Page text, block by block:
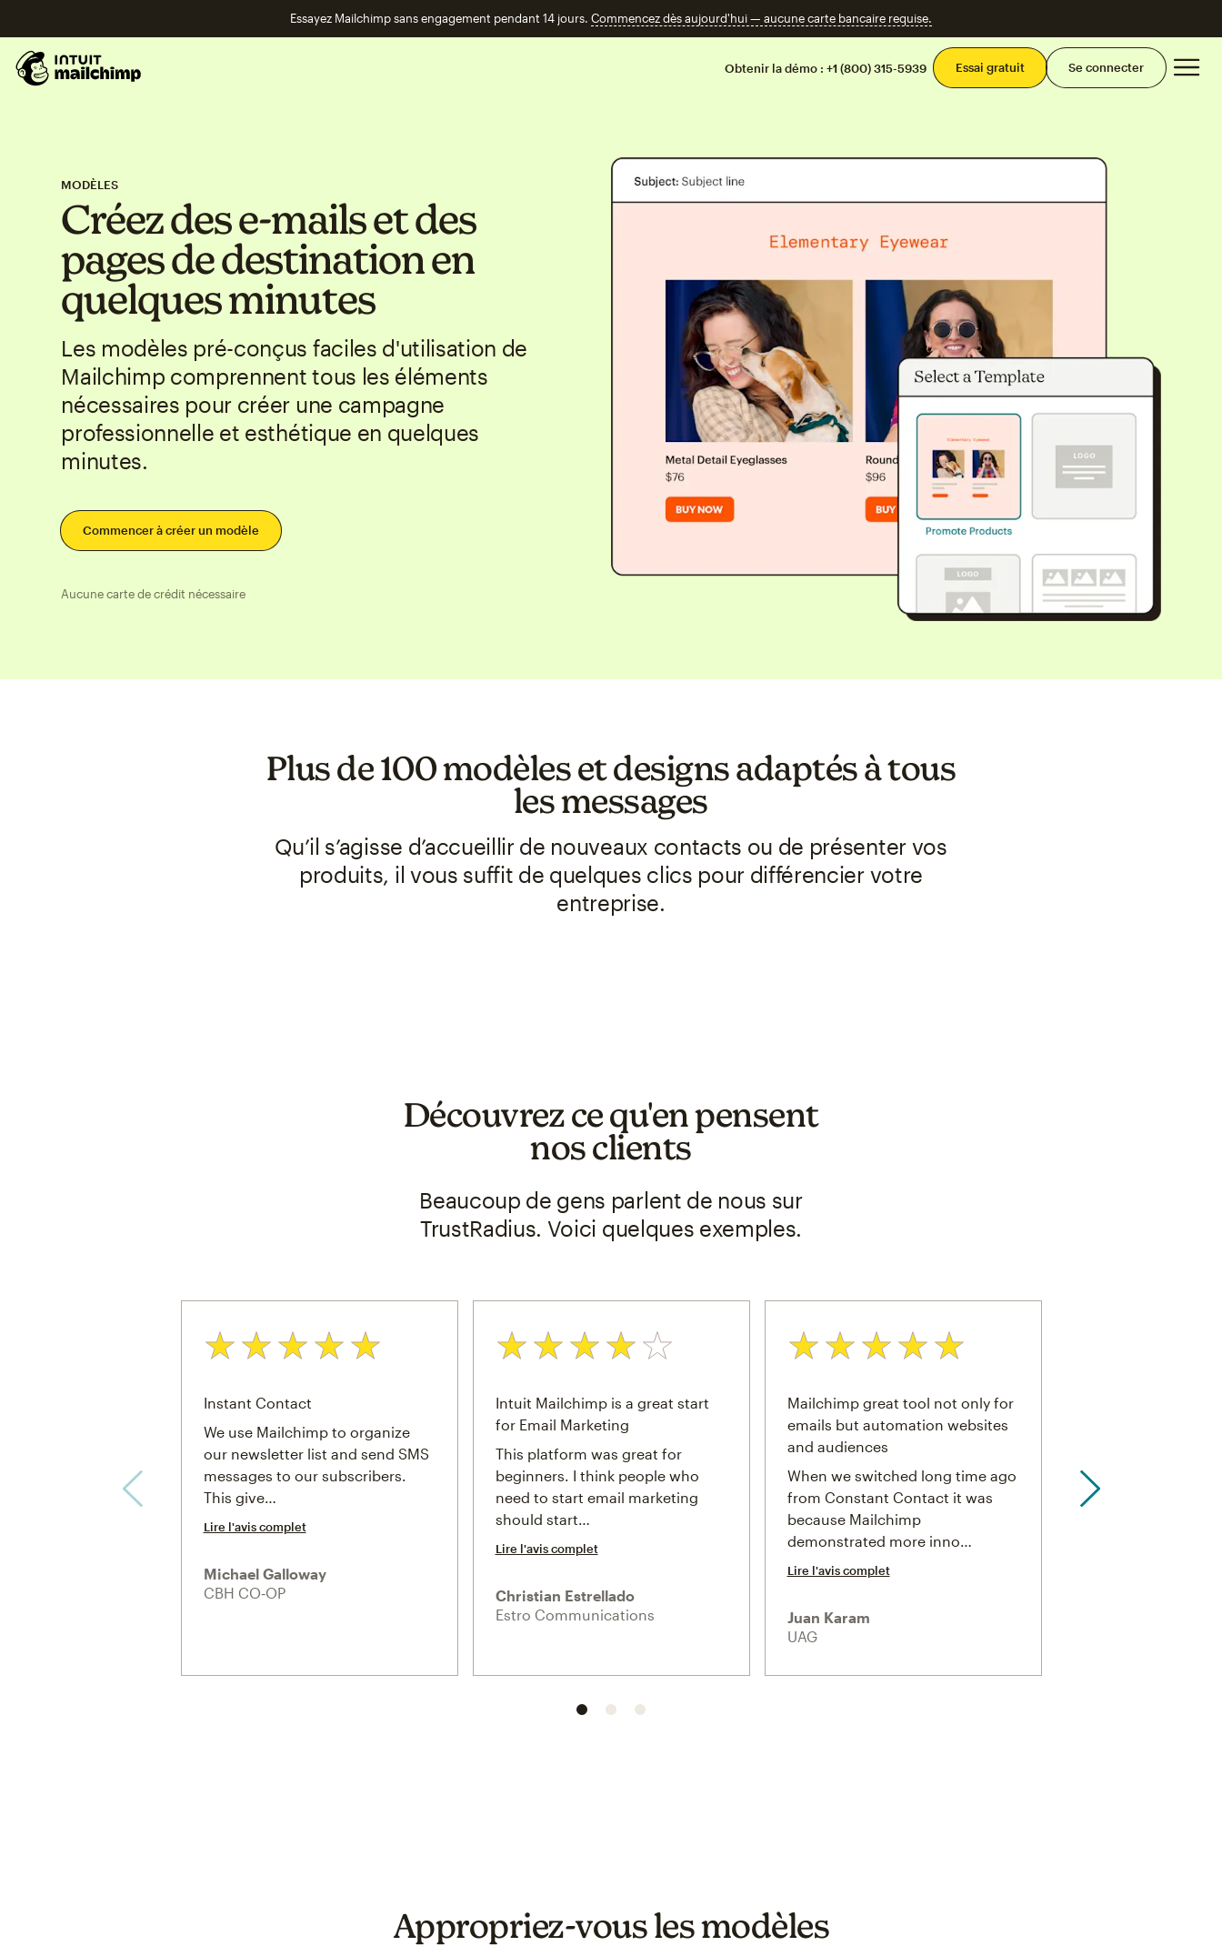
Essayez Mailchimp sans engagement pendant 14 jours. Commencez dès aujourd'hui — aucune carte bancaire requise.
Obtenir la démo : +1 (800) 315-5939 Essai gratuit Se connecter
MODÈLES
Créez des e-mails et des
pages de destination en
quelques minutes
Les modèles pré-conçus faciles d'utilisation de
Mailchimp comprennent tous les éléments
nécessaires pour créer une campagne
professionnelle et esthétique en quelques
minutes.
Commencer à créer un modèle
Aucune carte de crédit nécessaire
Plus de 100 modèles et designs adaptés à tous
les messages
Qu’il s’agisse d’accueillir de nouveaux contacts ou de présenter vos
produits, il vous suffit de quelques clics pour différencier votre
entreprise.
Découvrez ce qu'en pensent
nos clients
Beaucoup de gens parlent de nous sur
TrustRadius. Voici quelques exemples.
Note: 5 sur 5
Instant Contact
We use Mailchimp to organize
our newsletter list and send SMS
messages to our subscribers.
This give…
Lire l'avis complet
Michael Galloway
CBH CO‑OP
Note: 4 sur 5
Intuit Mailchimp is a great start
for Email Marketing
This platform was great for
beginners. I think people who
need to start email marketing
should start…
Lire l'avis complet
Christian Estrellado
Estro Communications
Note: 5 sur 5
Mailchimp great tool not only for
emails but automation websites
and audiences
When we switched long time ago
from Constant Contact it was
because Mailchimp
demonstrated more inno…
Lire l'avis complet
Juan Karam
UAG
are engaged when
to another…
Appropriez-vous les modèles